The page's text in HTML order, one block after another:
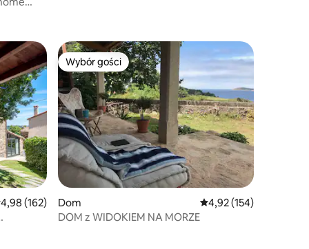
ocena: 4,98 na 5, liczba recenzji: 162
4,98 (162)
Wybór gości
Wybór gości
Dom Średnia ocena: 4,92
4,92 (154)
DOM z WIDOKIEM NA MORZE